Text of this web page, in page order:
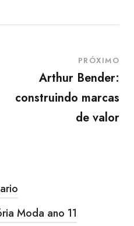
PRÓXIMO
Arthur Bender:
construindo marcas
de valor
Moda ano 11